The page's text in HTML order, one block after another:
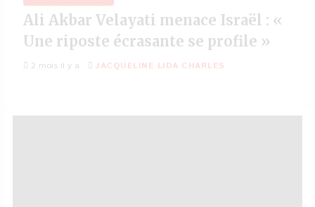
Ali Akbar Velayati menace Israël : «
Une riposte écrasante se profile »
2 mois il y a JACQUELINE LIDA CHARLES